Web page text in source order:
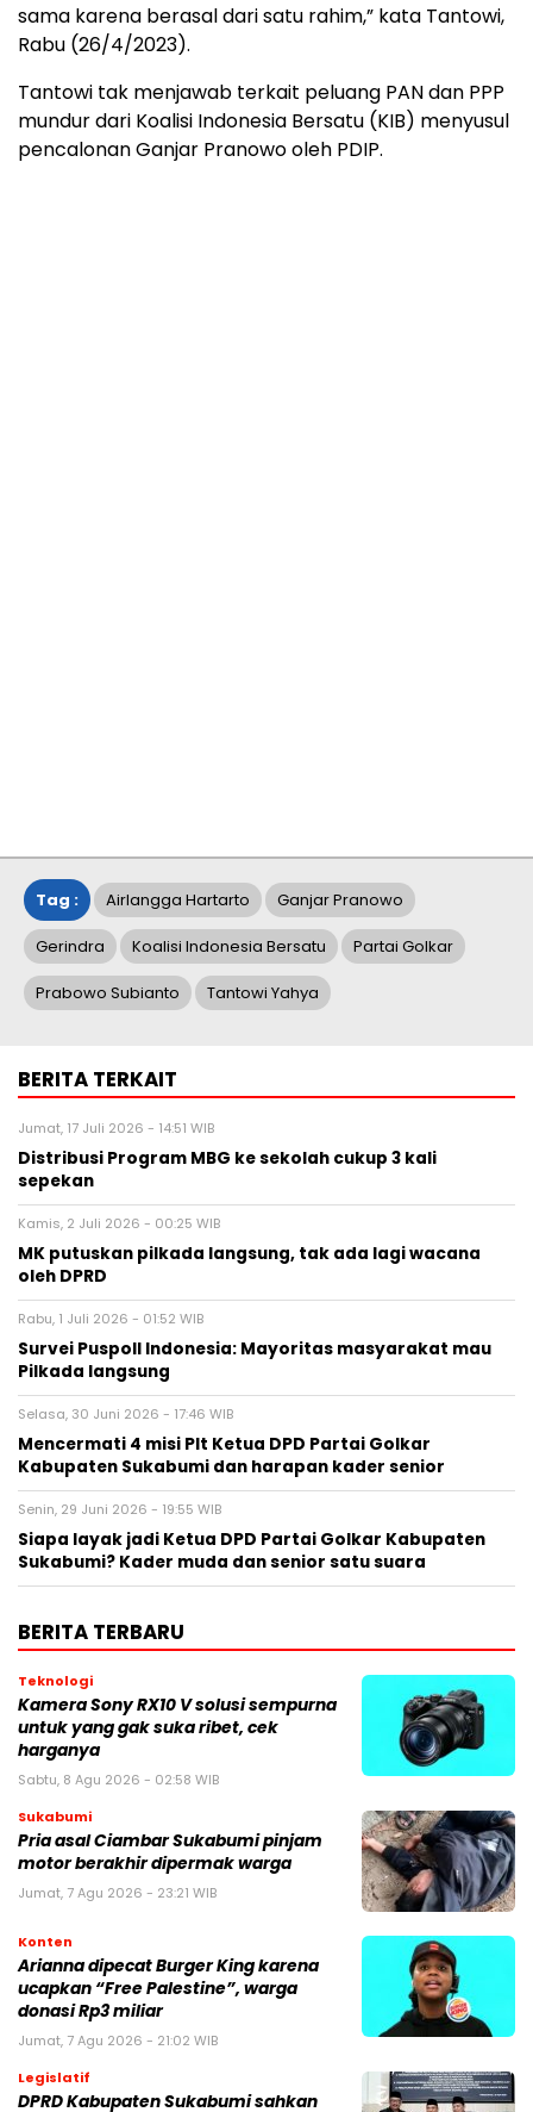
sama karena berasal dari satu rahim,” kata Tantowi,
Rabu (26/4/2023).
Tantowi tak menjawab terkait peluang PAN dan PPP
mundur dari Koalisi Indonesia Bersatu (KIB) menyusul
pencalonan Ganjar Pranowo oleh PDIP.
Tag : Airlangga Hartarto Ganjar Pranowo
Gerindra Koalisi Indonesia Bersatu Partai Golkar
Prabowo Subianto Tantowi Yahya
BERITA TERKAIT
Jumat, 17 Juli 2026 - 14:51 WIB
Distribusi Program MBG ke sekolah cukup 3 kali
sepekan
Kamis, 2 Juli 2026 - 00:25 WIB
MK putuskan pilkada langsung, tak ada lagi wacana
oleh DPRD
Rabu, 1 Juli 2026 - 01:52 WIB
Survei Puspoll Indonesia: Mayoritas masyarakat mau
Pilkada langsung
Selasa, 30 Juni 2026 - 17:46 WIB
Mencermati 4 misi Plt Ketua DPD Partai Golkar
Kabupaten Sukabumi dan harapan kader senior
Senin, 29 Juni 2026 - 19:55 WIB
Siapa layak jadi Ketua DPD Partai Golkar Kabupaten
Sukabumi? Kader muda dan senior satu suara
BERITA TERBARU
Teknologi
Kamera Sony RX10 V solusi sempurna
untuk yang gak suka ribet, cek
harganya
Sabtu, 8 Agu 2026 - 02:58 WIB
Sukabumi
Pria asal Ciambar Sukabumi pinjam
motor berakhir dipermak warga
Jumat, 7 Agu 2026 - 23:21 WIB
Konten
Arianna dipecat Burger King karena
ucapkan “Free Palestine”, warga
donasi Rp3 miliar
Jumat, 7 Agu 2026 - 21:02 WIB
Legislatif
DPRD Kabupaten Sukabumi sahkan